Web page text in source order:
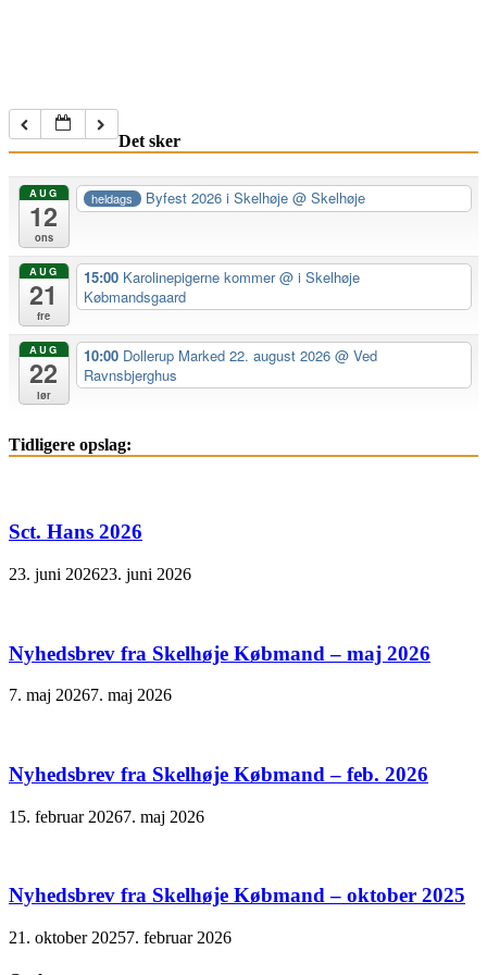
Det sker
AUG
12
ons
heldags Byfest 2026 i Skelhøje@ Skelhøje
AUG
21
fre
15:00 Karolinepigerne kommer@ i Skelhøje
Købmandsgaard
AUG
22
lør
10:00 Dollerup Marked 22. august 2026 @ Ved
Ravnsbjerghus
Tidligere opslag:
Sct. Hans 2026
23. juni 202623. juni 2026
Nyhedsbrev fra Skelhøje Købmand – maj 2026
7. maj 20267. maj 2026
Nyhedsbrev fra Skelhøje Købmand – feb. 2026
15. februar 20267. maj 2026
Nyhedsbrev fra Skelhøje Købmand – oktober 2025
21. oktober 20257. februar 2026